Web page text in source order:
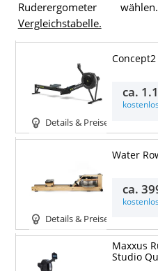
Ruderergometer
Vergleichstabelle.
Details & Preise
ca.
Details & Preise
Water
ca.
Maxxus
Studio